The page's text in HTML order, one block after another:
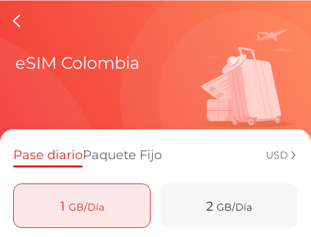
eSIMs
Planes
¿Cómo
eSIM Colombia
Pase diarioPaquete Fijo USD
1 GB/Día 2 GB/Día